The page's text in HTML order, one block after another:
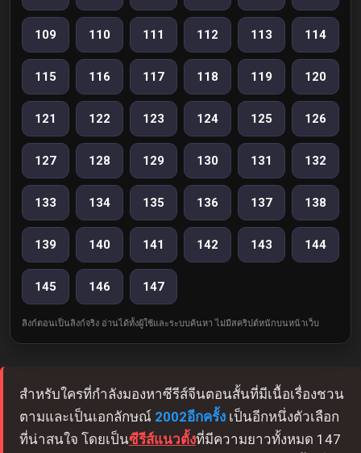
109 110 111 112 113 114
115 116 117 118 119 120
121 122 123 124 125 126
127 128 129 130 131 132
133 134 135 136 137 138
139 140 141 142 143 144
145 146 147
ลิงก์ตอนเป็นลิงก์จริง อ่านได้ทั้งผู้ใช้และระบบค้นหา ไม่มีสคริปต์หนักบนหน้าเว็บ
สำหรับใครที่กำลังมองหาซีรีส์จีนตอนสั้นที่มีเนื้อเรื่องชวน
ตามและเป็นเอกลักษณ์ 2002อีกครั้ง เป็นอีกหนึ่งตัวเลือก
ที่น่าสนใจ โดยเป็นซีรีส์แนวตั้งที่มีความยาวทั้งหมด 147